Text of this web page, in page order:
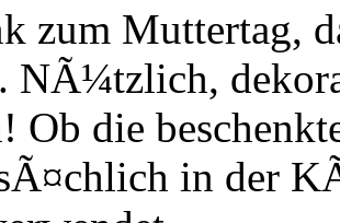
zum Muttertag,
NÃ¼tzlich,
Ob die
in der